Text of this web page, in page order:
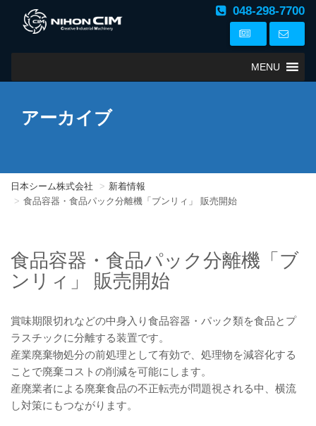
048-298-7700
MENU
アーカイブ
日本シーム株式会社
新着情報
食品容器・食品パック分離機「ブンリィ」 販売開始
食品容器・食品パック分離機「ブ
ンリィ」 販売開始
賞味期限切れなどの中身入り食品容器・パック類を食品とプ
ラスチックに分離する装置です。
産業廃棄物処分の前処理として有効で、処理物を減容化する
ことで廃棄コストの削減を可能にします。
産廃業者による廃棄食品の不正転売が問題視される中、横流
し対策にもつながります。